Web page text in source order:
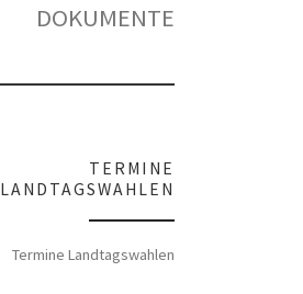
DOKUMENTE
TERMINE
LANDTAGSWAHLEN
Termine Landtagswahlen